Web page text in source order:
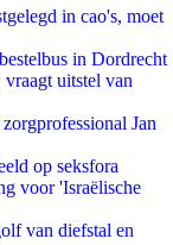
in cao's, moet
in Dordrecht
uitstel van
Jan
op seksfora
voor 'Israëlische
van diefstal en